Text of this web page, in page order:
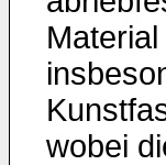
wobei